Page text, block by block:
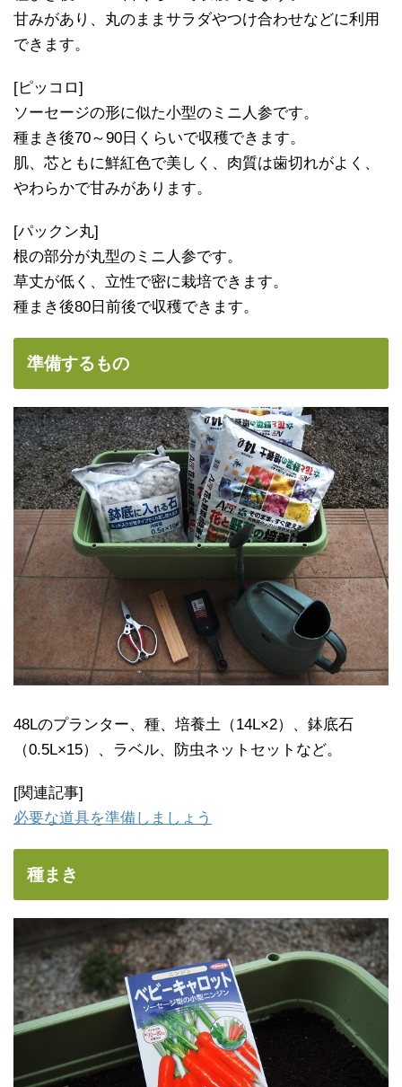
甘みがあり、丸のままサラダやつけ合わせなどに利用
できます。
[ピッコロ]
ソーセージの形に似た小型のミニ人参です。
種まき後70～90日くらいで収穫できます。
肌、芯ともに鮮紅色で美しく、肉質は歯切れがよく、
やわらかで甘みがあります。
[パックン丸]
根の部分が丸型のミニ人参です。
草丈が低く、立性で密に栽培できます。
種まき後80日前後で収穫できます。
準備するもの
48Lのプランター、種、培養土（14L×2）、鉢底石
（0.5L×15）、ラベル、防虫ネットセットなど。
[関連記事]
必要な道具を準備しましょう
種まき